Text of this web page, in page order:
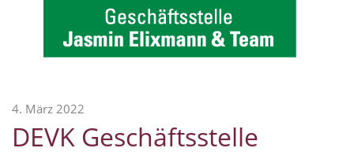
4. März 2022
DEVK Geschäftsstelle